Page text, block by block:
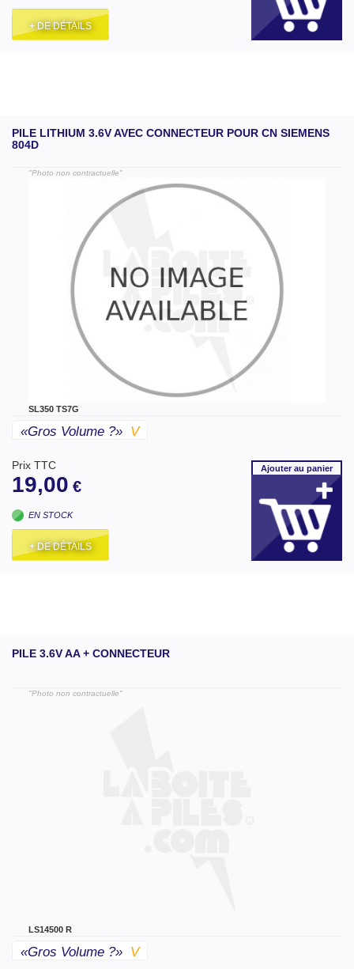
+ DE DÉTAILS
PILE LITHIUM 3.6V AVEC CONNECTEUR POUR CN SIEMENS
804D
"Photo non contractuelle"
SL350 TS7G
«gros Volume ?» V
Prix TTC
19,00 €
EN STOCK
+ DE DÉTAILS
Ajouterau panier
PILE 3.6V AA + CONNECTEUR
"Photo non contractuelle"
LS14500 R
«gros Volume ?» V